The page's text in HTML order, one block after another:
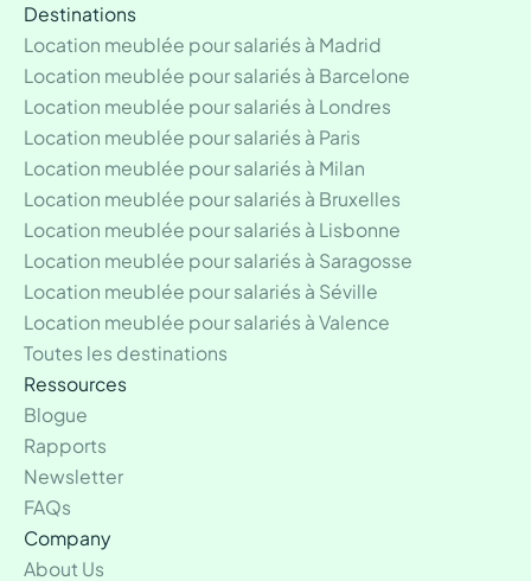
Destinations
Location meublée pour salariés à Madrid
Location meublée pour salariés à Barcelone
Location meublée pour salariés à Londres
Location meublée pour salariés à Paris
Location meublée pour salariés à Milan
Location meublée pour salariés à Bruxelles
Location meublée pour salariés à Lisbonne
Location meublée pour salariés à Saragosse
Location meublée pour salariés à Séville
Location meublée pour salariés à Valence
Toutes les destinations
Ressources
Blogue
Rapports
Newsletter
FAQs
Company
About Us